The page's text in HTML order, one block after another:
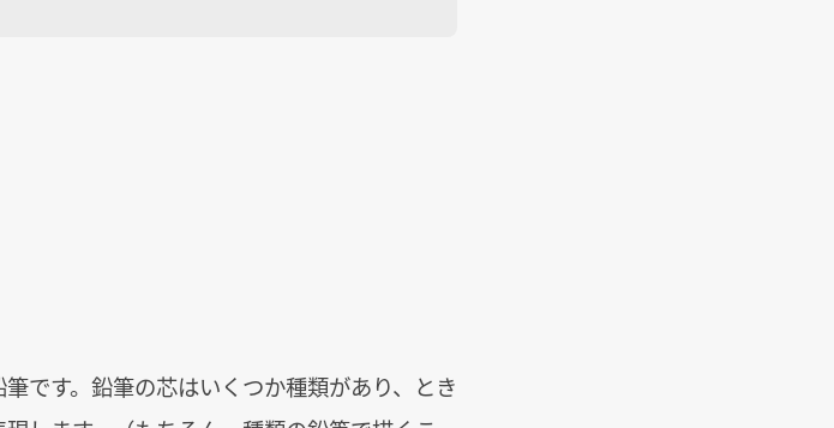
です。鉛筆の芯はいくつか種類があり、とき